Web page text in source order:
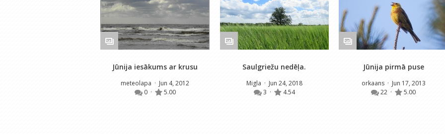
Jūnija iesākums ar krusu
meteolapa · Jun 4, 2012
0 · 5.00
Saulgriežu nedēļa.
Migla · Jun 24, 2018
3 · 4.54
Jūnija pirmā puse
orkaans · Jun 17, 2013
22 · 5.00